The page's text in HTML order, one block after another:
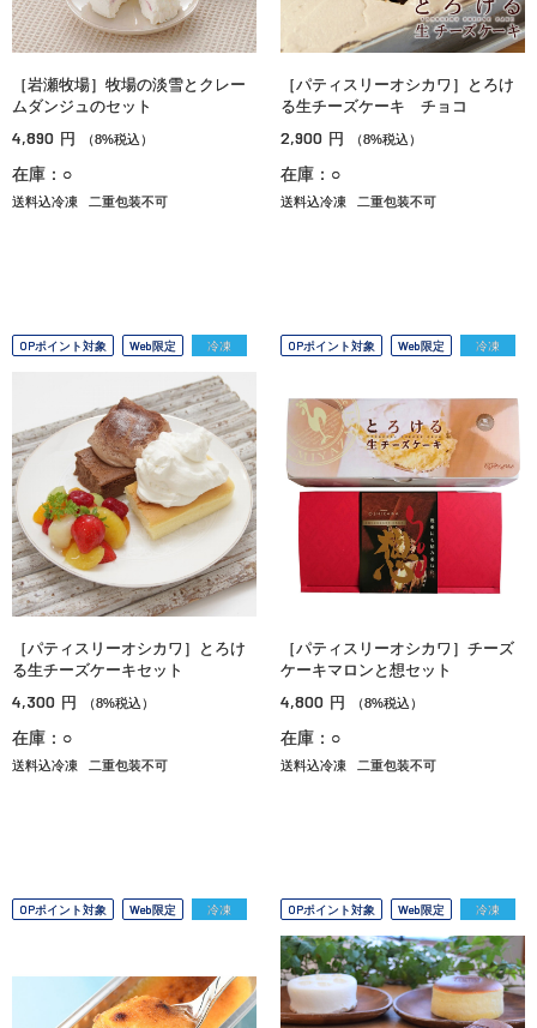
［岩瀬牧場］牧場の淡雪とクレー
ムダンジュのセット
4,890 円 （8%税込）
在庫：○
送料込冷凍 二重包装不可
［パティスリーオシカワ］とろけ
る生チーズケーキ チョコ
2,900 円 （8%税込）
在庫：○
送料込冷凍 二重包装不可
OPポイント対象 Web限定 冷凍
［パティスリーオシカワ］とろけ
る生チーズケーキセット
4,300 円 （8%税込）
在庫：○
送料込冷凍 二重包装不可
OPポイント対象 Web限定 冷凍
［パティスリーオシカワ］チーズ
ケーキマロンと想セット
4,800 円 （8%税込）
在庫：○
送料込冷凍 二重包装不可
OPポイント対象 Web限定 冷凍 OPポイント対象 Web限定 冷凍